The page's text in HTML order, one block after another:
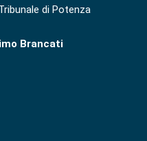
di Potenza
Brancati